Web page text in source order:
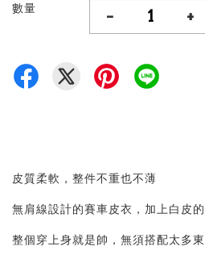
數量 - +
皮質柔軟，整件不重也不薄
無肩線設計的賽車皮衣，加上白皮
整個穿上身就是帥，無須搭配太多